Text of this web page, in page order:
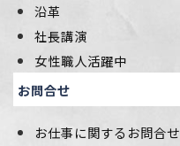
沿革
社長講演
女性職人活躍中
お問合せ
お仕事に関するお問合せ